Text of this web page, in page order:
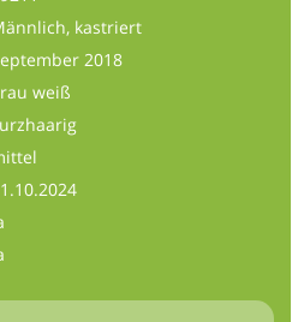
kastriert
2018
weiß